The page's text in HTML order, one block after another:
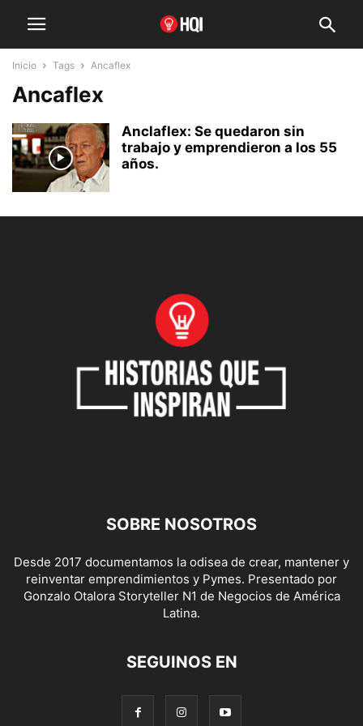
Inicio Tags Ancaflex
Ancaflex
Anclaflex: Se quedaron sin
trabajo y emprendieron a los 55
años.
SOBRE NOSOTROS
Desde 2017 documentamos la odisea de crear, mantener y
reinventar emprendimientos y Pymes. Presentado por
Gonzalo Otalora Storyteller N1 de Negocios de América
Latina.
SEGUINOS EN